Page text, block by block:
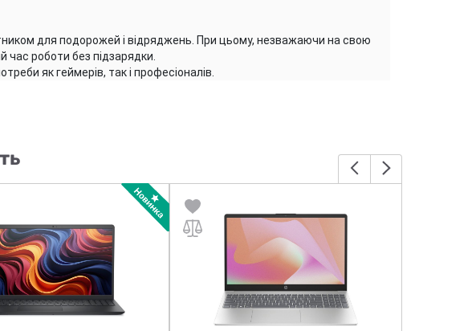
для подорожей і відряджень. При цьому, незважаючи на свою
роботи без підзарядки.
як геймерів, так і професіоналів.